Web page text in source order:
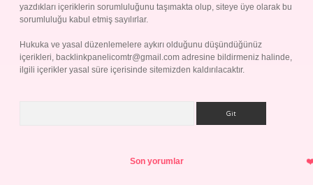
yazdıkları içeriklerin sorumluluğunu taşımakta olup, siteye üye olarak bu
sorumluluğu kabul etmiş sayılırlar.
Hukuka ve yasal düzenlemelere aykırı olduğunu düşündüğünüz
içerikleri, backlinkpanelicomtr@gmail.com adresine bildirmeniz halinde,
ilgili içerikler yasal süre içerisinde sitemizden kaldırılacaktır.
Son yorumlar